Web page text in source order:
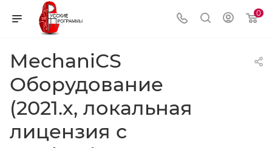
0
MechaniCS
Оборудование
(2021.x, локальная
лицензия с